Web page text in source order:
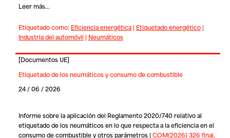
Leer más...
Etiquetado como: Eficiencia energética| Etiquetado energético|
Industria del automóvil | Neumáticos
[Documentos UE]
Etiquetado de los neumáticos y consumo de combustible
24 / 06 / 2026
Informe sobre la aplicación del Reglamento 2020/740 relativo al
etiquetado de los neumáticos en lo que respecta a la eficiencia en el
consumo de combustible y otros parámetros | COM(2026) 326 final,